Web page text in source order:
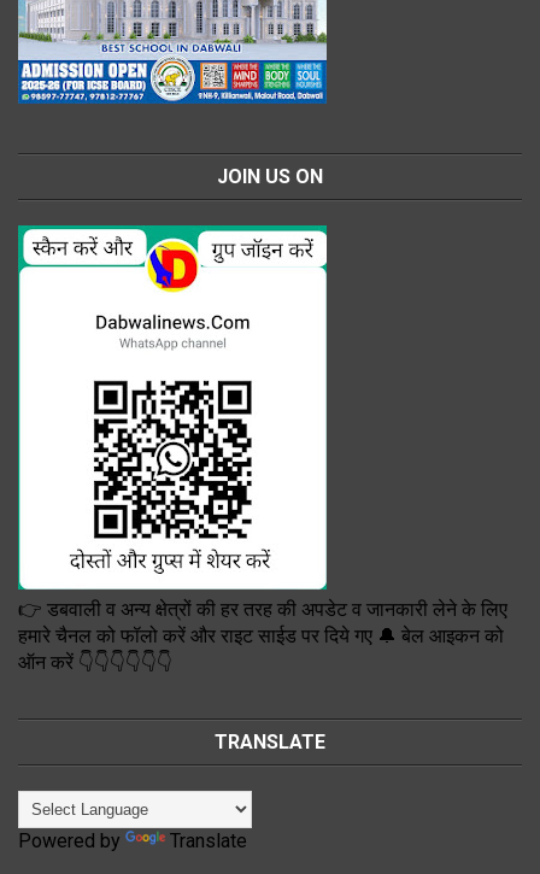
JOIN US ON
👉 डबवाली व अन्य क्षेत्रों की हर तरह की अपडेट व जानकारी लेने के लिए
हमारे चैनल को फॉलो करें और राइट साईड पर दिये गए 🔔 बेल आइकन को
ऑन करें 👇👇👇👇👇👇
TRANSLATE
Powered by Translate